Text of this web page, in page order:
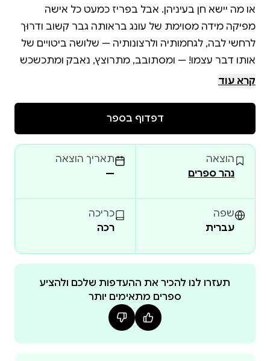
או מה יישא חן בעיניהן. אבל בפריז כמעט כל אישה
מפיקה מידה מסוימת של עונג בראותה גבר קשוב ודרוּך
לרחשי לבה, לגחמותיה ולרצונותיה — שלושה ביטויים של
אותו דבר עצמו! — ומסתובב, מתרוצץ, נאבק ומתכשכש
כמו כלב המחפש את אדונו. הן קוראות לזה להיות
הנובלה המבריקה והמשעשעת הזאת של אוֹנוֹרֶה דה
בלזק [1850-1799] רואה עתה אור גם בעברית. כל אישה
וגבר החיים כבני זוג עשויים להתענג עליה ואולי אף למצוא
בה נחמה מסוימת…
קרא עוד
דפדוף בספר
הוצאה
נהר ספרים
תאריך הוצאה
—
שפה
עברית
כריכה
רכה
תעזרו לנו להכיר את ההעדפות שלכם ולהציע
ספרים מתאימים יותר